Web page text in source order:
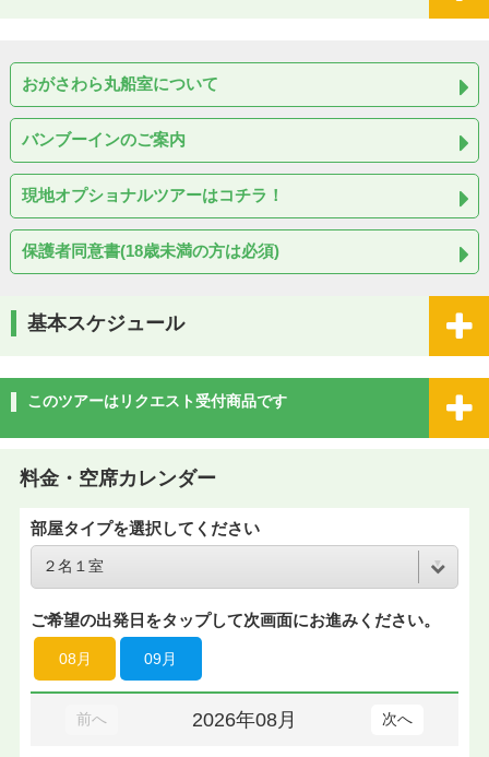
おがさわら丸船室について
バンブーインのご案内
現地オプショナルツアーはコチラ！
保護者同意書(18歳未満の方は必須)
基本スケジュール
このツアーはリクエスト受付商品です
料金・空席カレンダー
部屋タイプを選択してください
ご希望の出発日をタップして次画面にお進みください。
08月 09月
前へ 2026年08月 次へ